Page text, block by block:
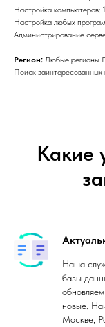
Настройка компьютеров:
Настройка любых
Администрирование
Регион: Любые регионы
Поиск заинтересованных
Какие
Наша
базы
новые.
Москве,